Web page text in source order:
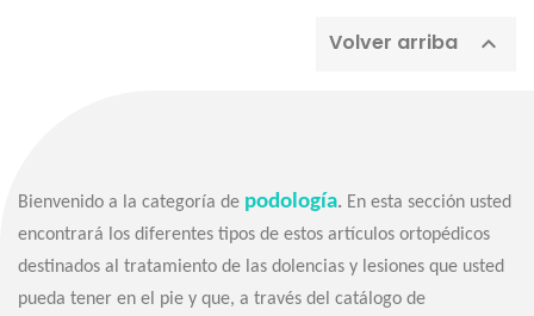
Volver arriba 
Bienvenido a la categoría de podología. En esta sección usted
encontrará los diferentes tipos de estos artículos ortopédicos
destinados al tratamiento de las dolencias y lesiones que usted
pueda tener en el pie y que, a través del catálogo de